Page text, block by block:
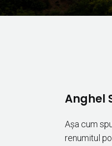
Anghel
Așa cum
renumitul